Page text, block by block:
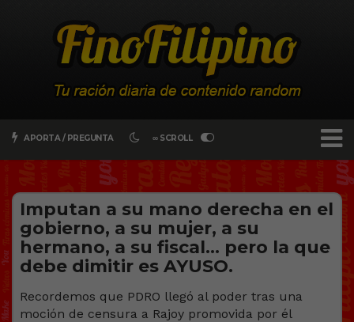
APORTA / PREGUNTA ∞ SCROLL
Imputan a su mano derecha en el
gobierno, a su mujer, a su
hermano, a su fiscal… pero la que
debe dimitir es AYUSO.
Recordemos que PDRO llegó al poder tras una
moción de censura a Rajoy promovida por él